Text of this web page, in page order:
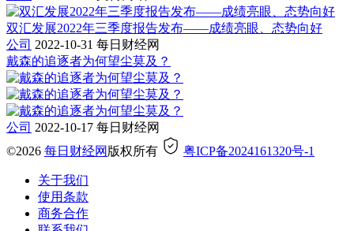
双汇发展2022年三季度报告发布——成绩亮眼、态势向好
公司 2022-10-31 每日财经网
戴森的追逐者为何望尘莫及？
公司 2022-10-17 每日财经网
©2026 每日财经网 版权所有 粤ICP备2024161320号-1
关于我们
使用条款
商务合作